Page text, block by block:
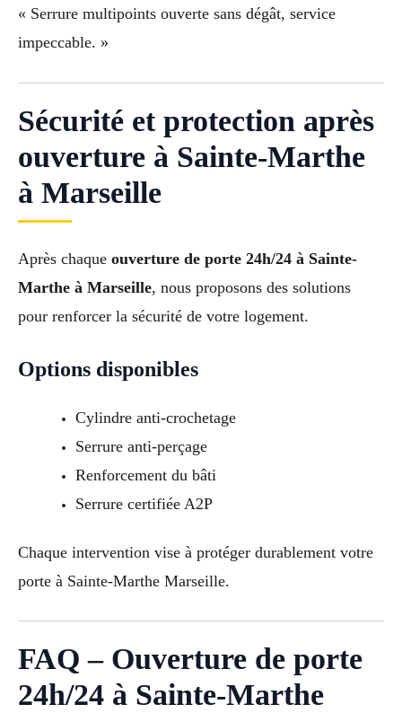
« Serrure multipoints ouverte sans dégât, service
impeccable. »
Sécurité et protection après
ouverture à Sainte-Marthe
à Marseille
Après chaque ouverture de porte 24h/24 à Sainte-
Marthe à Marseille, nous proposons des solutions
pour renforcer la sécurité de votre logement.
Options disponibles
Cylindre anti-crochetage
Serrure anti-perçage
Renforcement du bâti
Serrure certifiée A2P
Chaque intervention vise à protéger durablement votre
porte à Sainte-Marthe Marseille.
FAQ – Ouverture de porte
24h/24 à Sainte-Marthe